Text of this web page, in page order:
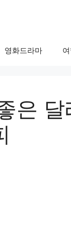
영화드라마
은